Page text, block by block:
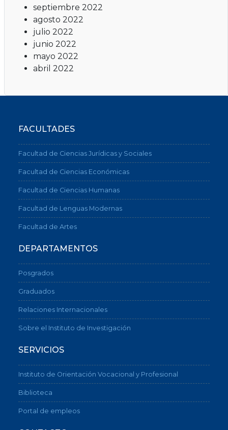
septiembre 2022
agosto 2022
julio 2022
junio 2022
mayo 2022
abril 2022
FACULTADES
Facultad de Ciencias Jurídicas y Sociales
Facultad de Ciencias Económicas
Facultad de Ciencias Humanas
Facultad de Lenguas Modernas
Facultad de Artes
DEPARTAMENTOS
Posgrados
Graduados
Relaciones Internacionales
Sobre el Instituto de Investigación
SERVICIOS
Instituto de Orientación Vocacional y Profesional
Biblioteca
Portal de empleos